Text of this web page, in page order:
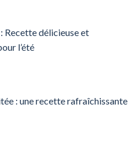
Recette délicieuse et
l’été
: une recette rafraîchissante